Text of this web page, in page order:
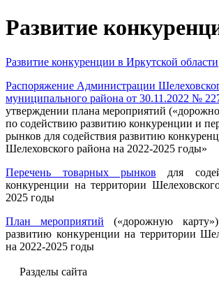
Развитие
Развитие конкуренции в Иркутской области
Распоряжение Администрации
муниципального района от 30.11.2022 №
утверждении плана мероприятий
по содействию развитию конкуренции и
рынков для содействия развитию
Шелеховского района на 2022-2025 годы»
Перечень товарных рынков для
конкуренции на территории
2025 годы
План мероприятий («дорожную
развитию конкуренции на территории
на 2022-2025 годы
Разделы сайта